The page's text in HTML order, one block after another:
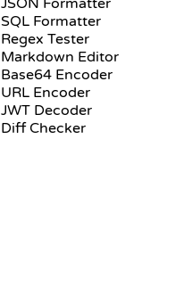
JSON Formatter
SQL Formatter
Regex Tester
Markdown Editor
Base64 Encoder
URL Encoder
JWT Decoder
Diff Checker